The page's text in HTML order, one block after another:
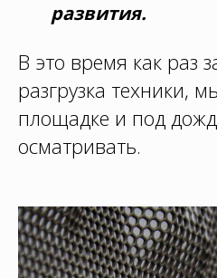
развития.
В это время как раз
разгрузка техники,
площадке и под
осматривать.